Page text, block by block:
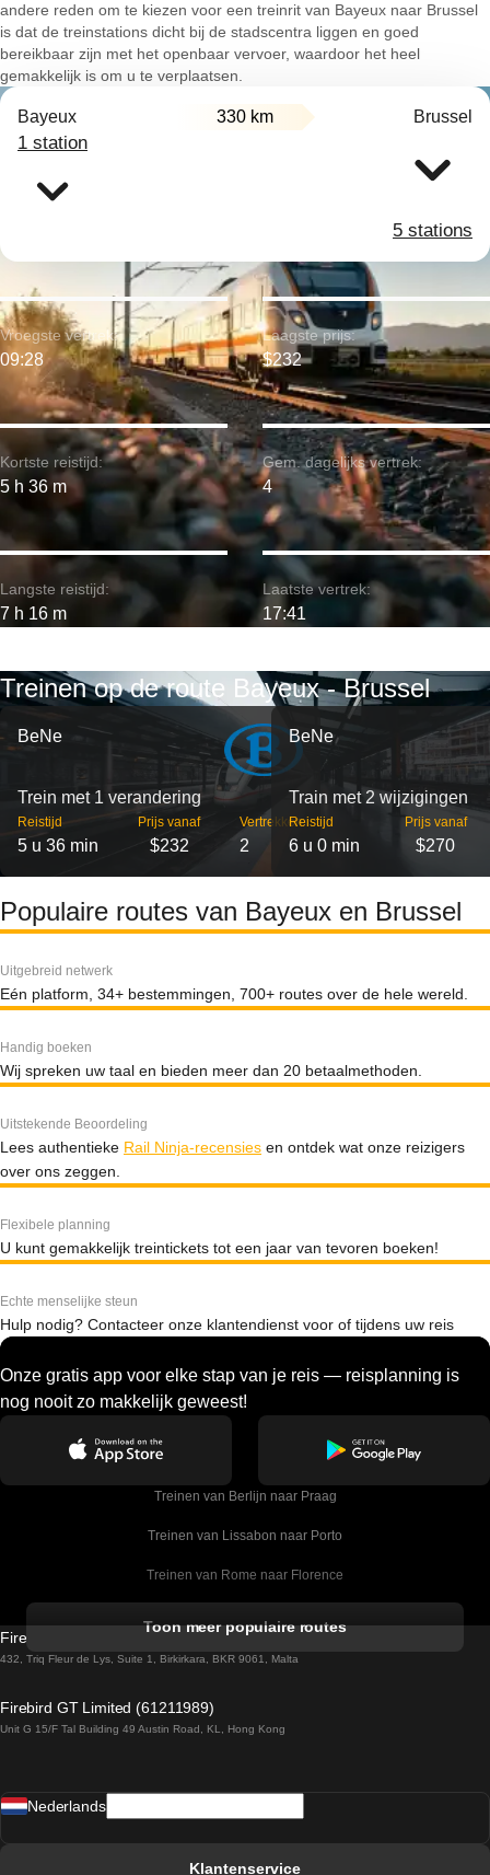
andere reden om te kiezen voor een treinrit van Bayeux naar Brussel
is dat de treinstations dicht bij de stadscentra liggen en goed
bereikbaar zijn met het openbaar vervoer, waardoor het heel
gemakkelijk is om u te verplaatsen.
Bayeux 330 km Brussel
1 station
5 stations
Kortste reistijd:
5 h 36 m
Vroegste vertrek:
09:28
Langste reistijd:
7 h 16 m
Laagste prijs:
$232
Gem. dagelijks vertrek:
4
Laatste vertrek:
17:41
Treinen op de route Bayeux - Brussel
BeNe
Trein met 1 verandering
Reistijd
5 u 36 min
Prijs vanaf
$232
Vertrekken
2
BeNe
Train met 2 wijzigingen
Reistijd
6 u 0 min
Prijs vanaf
$270
Populaire routes van Bayeux en Brussel
Uitgebreid netwerk
Eén platform, 34+ bestemmingen, 700+ routes over de hele wereld.
Handig boeken
Wij spreken uw taal en bieden meer dan 20 betaalmethoden.
Uitstekende Beoordeling
Lees authentieke Rail Ninja-recensies en ontdek wat onze reizigers
over ons zeggen.
Flexibele planning
U kunt gemakkelijk treintickets tot een jaar van tevoren boeken!
Echte menselijke steun
Hulp nodig? Contacteer onze klantendienst voor of tijdens uw reis
Onze gratis app voor elke stap van je reis — reisplanning is
nog nooit zo makkelijk geweest!
Treinen van Berlijn naar Praag
Treinen van Lissabon naar Porto
Treinen van Rome naar Florence
Treinen van Sevilla naar Barcelona
Treinen van Praag naar Wenen
Toon meer populaire routes
Firebird GT Limited (OC 1451)
432, Triq Fleur de Lys, Suite 1, Birkirkara, BKR 9061, Malta
Firebird GT Limited (61211989)
Unit G 15/F Tal Building 49 Austin Road, KL, Hong Kong
Nederlands
Klantenservice